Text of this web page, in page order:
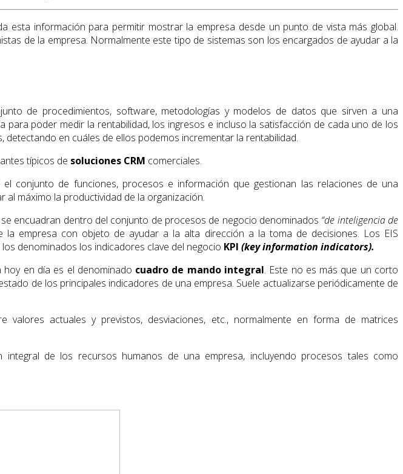
esta información para permitir mostrar la empresa desde un punto de vista más global.
de la empresa. Normalmente este tipo de sistemas son los encargados de ayudar a la
de procedimientos, software, metodologías y modelos de datos que sirven a una
poder medir la rentabilidad, los ingresos e incluso la satisfacción de cada uno de los
en cuáles de ellos podemos incrementar la rentabilidad.
típicos de soluciones CRM comerciales.
conjunto de funciones, procesos e información que gestionan las relaciones de una
máximo la productividad de la organización.
se encuadran dentro del conjunto de procesos de negocio denominados “de inteligencia de
empresa con objeto de ayudar a la alta dirección a la toma de decisiones. Los EIS
denominados los indicadores clave del negocio KPI (key information indicators).
hoy en día es el denominado cuadro de mando integral. Este no es más que un corto
de los principales indicadores de una empresa. Suele actualizarse periódicamente de
actuales y previstos, desviaciones, etc., normalmente en forma de matrices
de los recursos humanos de una empresa, incluyendo procesos tales como